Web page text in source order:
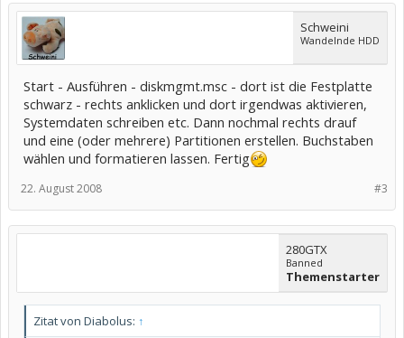
Schweini
Wandelnde HDD
Start - Ausführen - diskmgmt.msc - dort ist die Festplatte
schwarz - rechts anklicken und dort irgendwas aktivieren,
Systemdaten schreiben etc. Dann nochmal rechts drauf
und eine (oder mehrere) Partitionen erstellen. Buchstaben
wählen und formatieren lassen. Fertig
#3
22. August 2008
280GTX
Banned
Themenstarter
Zitat von Diabolus: ↑